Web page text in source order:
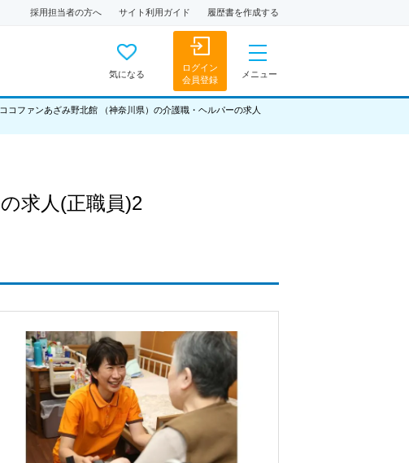
採用担当者の方へ サイト利用ガイド 履歴書を作成する
気になる
ログイン
会員登録
メニュー
ココファンあざみ野北館 （神奈川県）の介護職・ヘルパーの求人
の求人 (正職員)2